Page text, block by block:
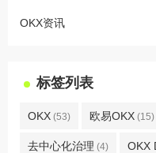
OKX资讯
标签列表
OKX (53) 欧易OKX (15)
去中心化治理 (4) OKX